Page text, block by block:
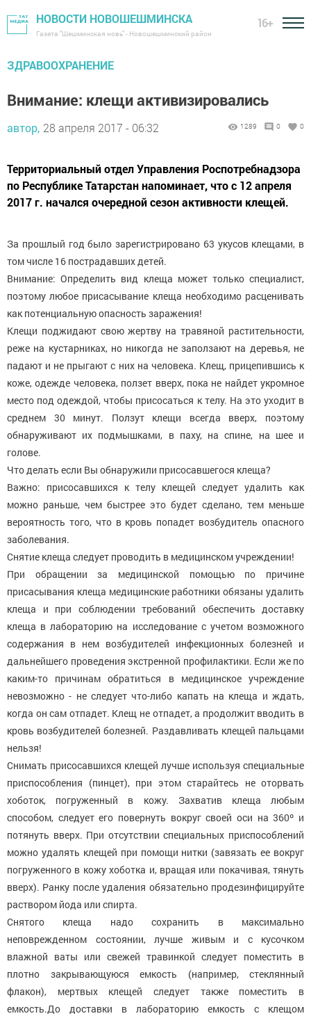
НОВОСТИ НОВОШЕШМИНСКА
Газета "Шешминская новь" - Новошешминский район
16+
ЗДРАВООХРАНЕНИЕ
Внимание: клещи активизировались
автор, 28 апреля 2017 - 06:32 1289 0 0
Территориальный отдел Управления Роспотребнадзора
по Республике Татарстан напоминает, что с 12 апреля
2017 г. начался очередной сезон активности клещей.
За прошлый год было зарегистрировано 63 укусов клещами, в
том числе 16 пострадавших детей.
Внимание: Определить вид клеща может только специалист,
поэтому любое присасывание клеща необходимо расценивать
как потенциальную опасность заражения!
Клещи поджидают свою жертву на травяной растительности,
реже на кустарниках, но никогда не заползают на деревья, не
падают и не прыгают с них на человека. Клещ, прицепившись к
коже, одежде человека, ползет вверх, пока не найдет укромное
место под одеждой, чтобы присосаться к телу. На это уходит в
среднем 30 минут. Ползут клещи всегда вверх, поэтому
обнаруживают их подмышками, в паху, на спине, на шее и
голове.
Что делать если Вы обнаружили присосавшегося клеща?
Важно: присосавшихся к телу клещей следует удалить как
можно раньше, чем быстрее это будет сделано, тем меньше
вероятность того, что в кровь попадет возбудитель опасного
заболевания.
Снятие клеща следует проводить в медицинском учреждении!
При обращении за медицинской помощью по причине
присасывания клеща медицинские работники обязаны удалить
клеща и при соблюдении требований обеспечить доставку
клеща в лабораторию на исследование с учетом возможного
содержания в нем возбудителей инфекционных болезней и
дальнейшего проведения экстренной профилактики. Если же по
каким-то причинам обратиться в медицинское учреждение
невозможно - не следует что-либо капать на клеща и ждать,
когда он сам отпадет. Клещ не отпадет, а продолжит вводить в
кровь возбудителей болезней. Раздавливать клещей пальцами
нельзя!
Снимать присосавшихся клещей лучше используя специальные
приспособления (пинцет), при этом старайтесь не оторвать
хоботок, погруженный в кожу. Захватив клеща любым
способом, следует его повернуть вокруг своей оси на 360º и
потянуть вверх. При отсутствии специальных приспособлений
можно удалять клещей при помощи нитки (завязать ее вокруг
погруженного в кожу хоботка и, вращая или покачивая, тянуть
вверх). Ранку после удаления обязательно продезинфицируйте
раствором йода или спирта.
Снятого клеща надо сохранить в максимально
неповрежденном состоянии, лучше живым и с кусочком
влажной ваты или свежей травинкой следует поместить в
плотно закрывающуюся емкость (например, стеклянный
флакон), мертвых клещей следует также поместить в
емкость.До доставки в лабораторию емкость с клещом